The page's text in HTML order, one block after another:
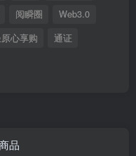
阅瞬圈
Web3.0
心享购
通证
品